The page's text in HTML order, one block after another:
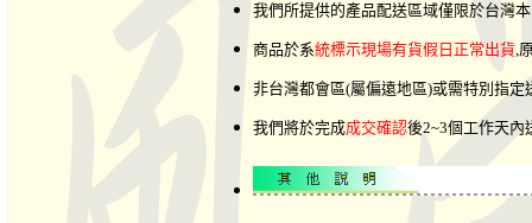
我們所提供的產品配送區域僅限於台灣
商品於系統標示現場有貨假日正常出貨,
非台灣都會區(屬偏遠地區)或需特別指
我們將於完成成交確認後2~3個工作天內